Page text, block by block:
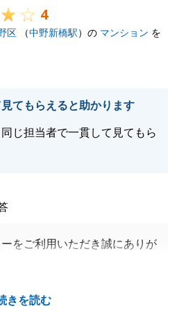
4
区 （中野新橋駅）の マンション を
てもらえると助かります
じ担当者で一貫して見てもら
きを読む
をご利用いただき誠にありが
た。